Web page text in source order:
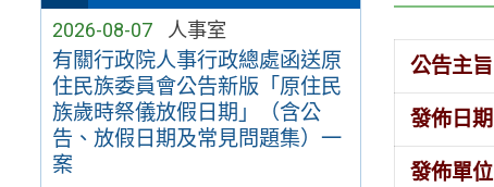
2026-08-07 人事室
有關行政院人事行政總處函送原
住民族委員會公告新版「原住民
族歲時祭儀放假日期」（含公
告、放假日期及常見問題集）一
案
公告主旨
發佈日期
發佈單位